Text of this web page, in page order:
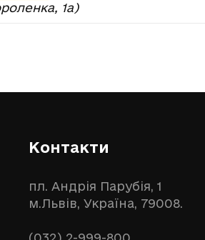
1а)
Контакти
пл. Андрія Парубія, 1
м.Львів, Україна, 79008.